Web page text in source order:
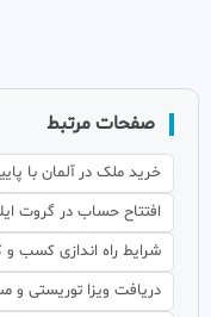
صفحات مرتبط
خرید ملک در آلمان با
افتتاح حساب در گروت
شرایط راه اندازی کسب و
دریافت ویزا توریستی و